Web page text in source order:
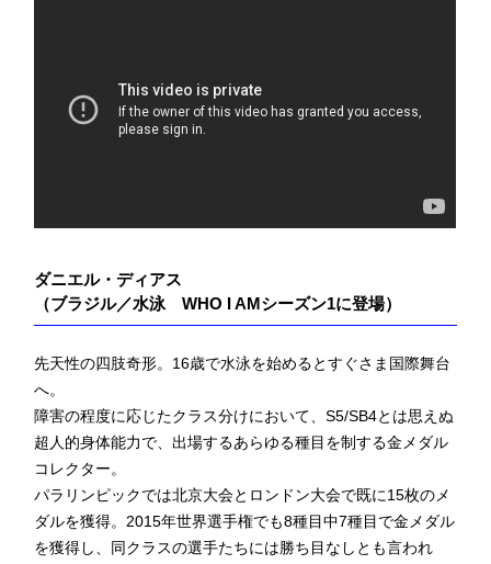
ダニエル・ディアス
（ブラジル／水泳
WHO I AMシーズン1に登場）
先天性の四肢奇形。16歳で水泳を始めるとすぐさま国際舞台
へ。
障害の程度に応じたクラス分けにおいて、S5/SB4とは思えぬ
超人的身体能力で、出場するあらゆる種目を制する金メダル
コレクター。
パラリンピックでは北京大会とロンドン大会で既に15枚のメ
ダルを獲得。2015年世界選手権でも8種目中7種目で金メダル
を獲得し、同クラスの選手たちには勝ち目なしとも言われ